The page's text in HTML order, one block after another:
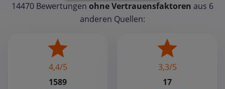
14470 Bewertungen ohne Vertrauensfaktoren aus 6
anderen Quellen:
4,4/5
1589
3,3/5
17